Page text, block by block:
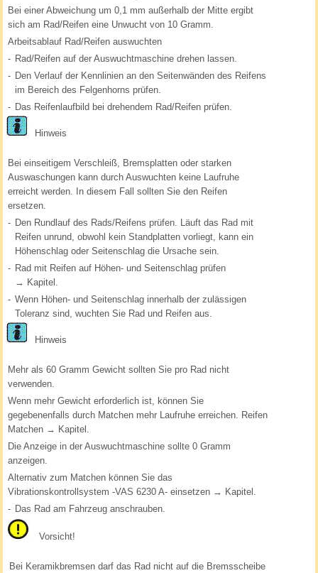
Bei einer Abweichung um 0,1 mm außerhalb der Mitte ergibt
sich am Rad/Reifen eine Unwucht von 10 Gramm.
Arbeitsablauf Rad/Reifen auswuchten
- Rad/Reifen auf der Auswuchtmaschine drehen lassen.
- Den Verlauf der Kennlinien an den Seitenwänden des Reifens
im Bereich des Felgenhorns prüfen.
- Das Reifenlaufbild bei drehendem Rad/Reifen prüfen.
Hinweis
Bei einseitigem Verschleiß, Bremsplatten oder starken
Auswaschungen kann durch Auswuchten keine Laufruhe
erreicht werden. In diesem Fall sollten Sie den Reifen
ersetzen.
- Den Rundlauf des Rads/Reifens prüfen. Läuft das Rad mit
Reifen unrund, obwohl kein Standplatten vorliegt, kann ein
Höhenschlag oder Seitenschlag die Ursache sein.
- Rad mit Reifen auf Höhen- und Seitenschlag prüfen
→ Kapitel.
- Wenn Höhen- und Seitenschlag innerhalb der zulässigen
Toleranz sind, wuchten Sie Rad und Reifen aus.
Hinweis
Mehr als 60 Gramm Gewicht sollten Sie pro Rad nicht
verwenden.
Wenn mehr Gewicht erforderlich ist, können Sie
gegebenenfalls durch Matchen mehr Laufruhe erreichen. Reifen
Matchen → Kapitel.
Die Anzeige in der Auswuchtmaschine sollte 0 Gramm
anzeigen.
Alternativ zum Matchen können Sie das
Vibrationskontrollsystem -VAS 6230 A- einsetzen → Kapitel.
- Das Rad am Fahrzeug anschrauben.
Vorsicht!
Bei Keramikbremsen darf das Rad nicht auf die Bremsscheibe